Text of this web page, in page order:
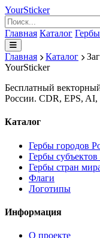
YourSticker
Главная Каталог
Главная Каталог
YourSticker
Бесплатный
России. CDR, EPS,
Каталог
Гербы городов
Гербы
Гербы стран
Флаги
Логотипы
Информация
О проекте